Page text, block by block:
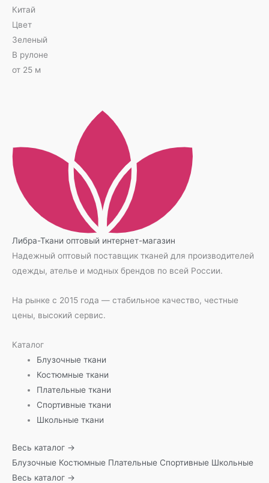
Китай
Цвет
Зеленый
В рулоне
от 25 м
Либра-Ткани оптовый интернет-магазин
Надежный оптовый поставщик тканей для производителей
одежды, ателье и модных брендов по всей России.
На рынке с 2015 года — стабильное качество, честные
цены, высокий сервис.
Каталог
Блузочные ткани
Костюмные ткани
Плательные ткани
Спортивные ткани
Школьные ткани
Весь каталог →
Блузочные Костюмные Плательные Спортивные Школьные
Весь каталог →